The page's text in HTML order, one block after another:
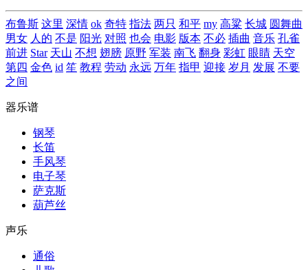
布鲁斯 这里 深情 ok 奇特 指法 两只 和平 my 高粱 长城 圆舞曲
男女 人的 不是 阳光 对照 也会 电影 版本 不必 插曲 音乐 孔雀
前进 Star 天山 不想 翅膀 原野 军装 南飞 翻身 彩虹 眼睛 天空
第四 金色 id 笙 教程 劳动 永远 万年 指甲 迎接 岁月 发展 不要
之间
器乐谱
钢琴
长笛
手风琴
电子琴
萨克斯
葫芦丝
声乐
通俗